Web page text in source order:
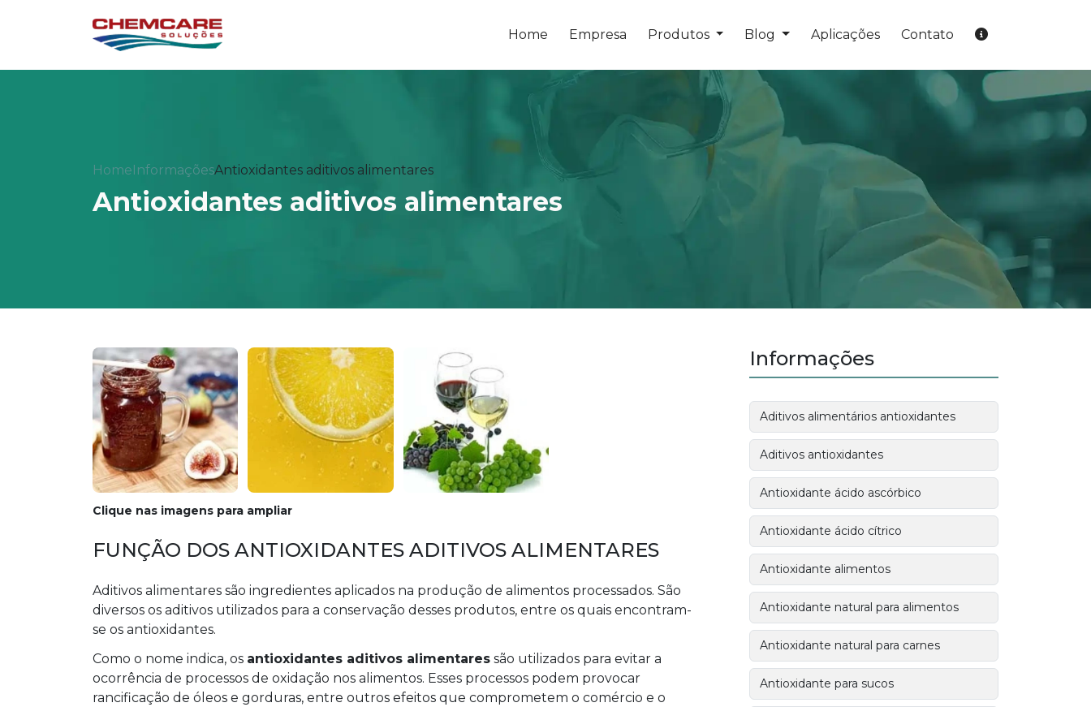
Home Empresa Produtos Blog Aplicações Contato
HomeInformaçõesAntioxidantes aditivos alimentares
Antioxidantes aditivos alimentares
Clique nas imagens para ampliar
FUNÇÃO DOS ANTIOXIDANTES ADITIVOS ALIMENTARES
Aditivos alimentares são ingredientes aplicados na produção de alimentos processados. São
diversos os aditivos utilizados para a conservação desses produtos, entre os quais encontram-
se os antioxidantes.
Como o nome indica, os antioxidantes aditivos alimentares são utilizados para evitar a
ocorrência de processos de oxidação nos alimentos. Esses processos podem provocar
rancificação de óleos e gorduras, entre outros efeitos que comprometem o comércio e o
Informações
Aditivos alimentários antioxidantes
Aditivos antioxidantes
Antioxidante ácido ascórbico
Antioxidante ácido cítrico
Antioxidante alimentos
Antioxidante natural para alimentos
Antioxidante natural para carnes
Antioxidante para sucos